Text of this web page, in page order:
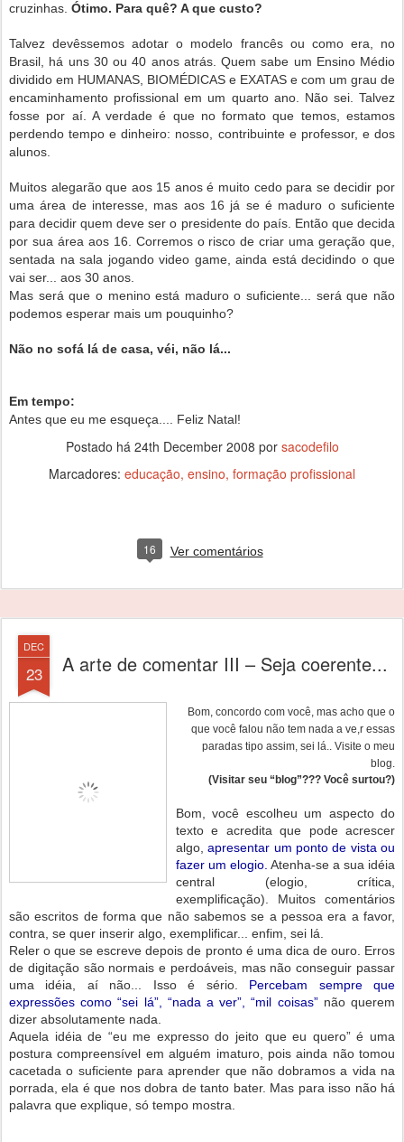
cruzinhas. Ótimo. Para quê? A que custo?
Talvez devêssemos adotar o modelo francês ou como era, no
Brasil, há uns 30 ou 40 anos atrás. Quem sabe um Ensino Médio
dividido em HUMANAS, BIOMÉDICAS e EXATAS e com um grau de
encaminhamento profissional em um quarto ano. Não sei. Talvez
fosse por aí. A verdade é que no formato que temos, estamos
perdendo tempo e dinheiro: nosso, contribuinte e professor, e dos
alunos.
Muitos alegarão que aos 15 anos é muito cedo para se decidir por
uma área de interesse, mas aos 16 já se é maduro o suficiente
para decidir quem deve ser o presidente do país. Então que decida
por sua área aos 16. Corremos o risco de criar uma geração que,
sentada na sala jogando video game, ainda está decidindo o que
vai ser... aos 30 anos.
Mas será que o menino está maduro o suficiente... será que não
podemos esperar mais um pouquinho?
Não no sofá lá de casa, véi, não lá...
Em tempo:
Antes que eu me esqueça.... Feliz Natal!
Postado há 24th December 2008 por sacodefilo
Marcadores: educação ensino formação profissional
16 Ver comentários
DEC
23 A arte de comentar III – Seja coerente...
Bom, concordo com você, mas acho que o
que você falou não tem nada a ve,r essas
paradas tipo assim, sei lá.. Visite o meu
blog.
(Visitar seu “blog”??? Você surtou?)
Bom, você escolheu um aspecto do
texto e acredita que pode acrescer
algo,apresentar um ponto de vista ou
fazer um elogio. Atenha-se a sua idéia
central (elogio, crítica,
exemplificação). Muitos comentários
são escritos de forma que não sabemos se a pessoa era a favor,
contra, se quer inserir algo, exemplificar... enfim, sei lá.
Reler o que se escreve depois de pronto é uma dica de ouro. Erros
de digitação são normais e perdoáveis, mas não conseguir passar
uma idéia, aí não... Isso é sério. Percebam sempre que
expressões como “sei lá”, “nada a ver”, “mil coisas” não querem
dizer absolutamente nada.
Aquela idéia de “eu me expresso do jeito que eu quero” é uma
postura compreensível em alguém imaturo, pois ainda não tomou
cacetada o suficiente para aprender que não dobramos a vida na
porrada, ela é que nos dobra de tanto bater. Mas para isso não há
palavra que explique, só tempo mostra.